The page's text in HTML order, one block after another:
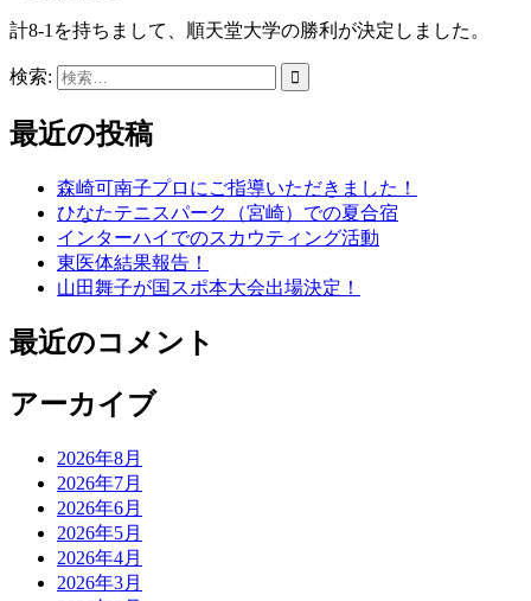
計8-1を持ちまして、順天堂大学の勝利が決定しました。
検索:
最近の投稿
森崎可南子プロにご指導いただきました！
ひなたテニスパーク（宮崎）での夏合宿
インターハイでのスカウティング活動
東医体結果報告！
山田舞子が国スポ本大会出場決定！
最近のコメント
アーカイブ
2026年8月
2026年7月
2026年6月
2026年5月
2026年4月
2026年3月